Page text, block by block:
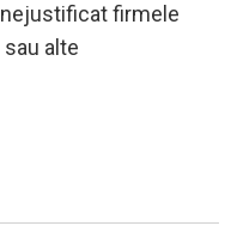
firmele
alte